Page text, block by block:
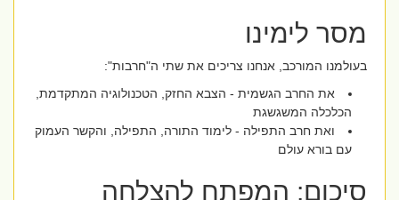
מסר לימינו
בעולמנו המורכב, אנחנו צריכים את שתי ה"חרבות":
את החרב הגשמית - הצבא החזק, הטכנולוגיה המתקדמת,
הכלכלה המשגשגת
ואת חרב התפילה - לימוד התורה, התפילה, והקשר העמוק
עם בורא עולם
סיכום: המפתח להצלחה